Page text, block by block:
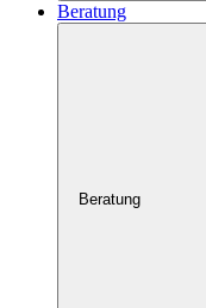
Beratung
Beratung